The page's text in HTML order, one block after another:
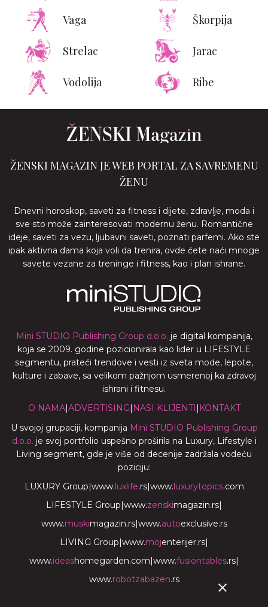
Vaga Škorpija
Strelac Jarac
Vodolija Ribe
ŽENSKI MAGAZIN JE WEB PORTAL ZA SAVREMENU
ŽENU
Dnevni horoskop, saveti za fitness i dijete, zdravlje, moda i
sve sto može zainteresovati modernu ženu. Romantične
ideje, saveti za vezu, ljubavni saveti, poznati parfemi. Ako ste
ipak aktivna dama koja voli da trenira, ovde ćete naći mnoge
savete vezane za treninge i fitness, kao i plan ishrane.
Mini STUDIO Publishing Group d.o.o. je digital kompanija,
koja se 2009. godine pozicionirala kao lider u LIFESTYLE
segmentu, prateći trendove i vesti iz sveta mode, lepote,
kulture i zabave, sa velikom pažnjom usmerenoj ka zdravoj
ishrani i fitnesu.
O NAMA| ADVERTISING NASI KLIJENTI
KONTAKT
U svojoj grupaciji, kompanija Mini STUDIO Publishing Group
d.o.o. je svoj portfolio uspešno proširila na Luxury, Lifestyle i
Living segment, gde je više od decenije zadržala vodeću
poziciju:
LUXURY Group www. luxlife.rs| www. luxurytopics.com
LIFESTYLE Group www.zenskimagazin.rs
www.muskimagazin.rs| www.autoexclusive.rs
LIVING Group www.mojenterijer.rs
www.ideashomegarden.com www.fusiontables.rs
www.robotzabazen.rs